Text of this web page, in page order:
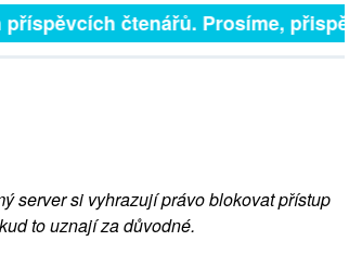
čtenářů. Prosíme, přispějte. ➥
server si vyhrazují právo blokovat přístup
to uznají za důvodné.